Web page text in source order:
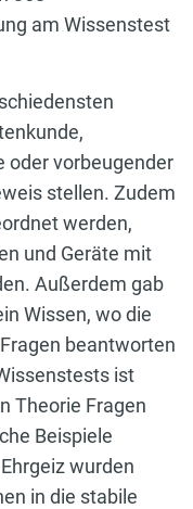
am Wissenstest
oder vorbeugender
stellen. Zudem
werden,
und Geräte mit
Außerdem gab
Wissen, wo die
beantworten
ist
Theorie Fragen
Beispiele
wurden
in die stabile